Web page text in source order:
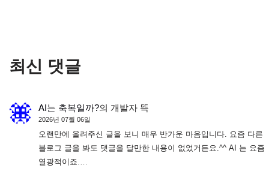
최신 댓글
AI는 축복일까?의 개발자 뜩
2026년 07월 06일
오랜만에 올려주신 글을 보니 매우 반가운 마음입니다. 요즘 다른
블로그 글을 봐도 댓글을 달만한 내용이 없었거든요.^^ AI 는 요즘
열광적이죠.…